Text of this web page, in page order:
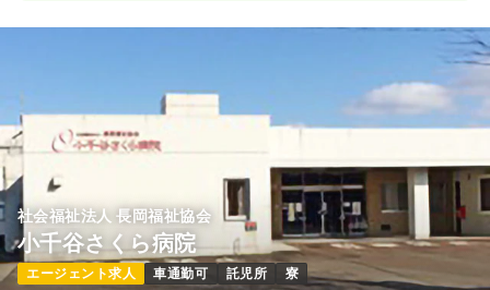
社会福祉法人 長岡福祉協会
小千谷さくら病院
エージェント求人 車通勤可 託児所 寮